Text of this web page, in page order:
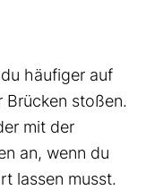
häufiger auf
Brücken stoßen.
mit der
an, wenn du
lassen musst.